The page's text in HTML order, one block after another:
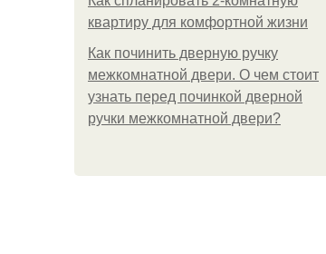
квартиру для комфортной жизни
Как починить дверную ручку
межкомнатной двери. О чем стоит
узнать перед починкой дверной
ручки межкомнатной двери?